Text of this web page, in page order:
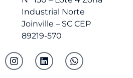
Industrial Norte
Joinville – SC CEP
89219-570